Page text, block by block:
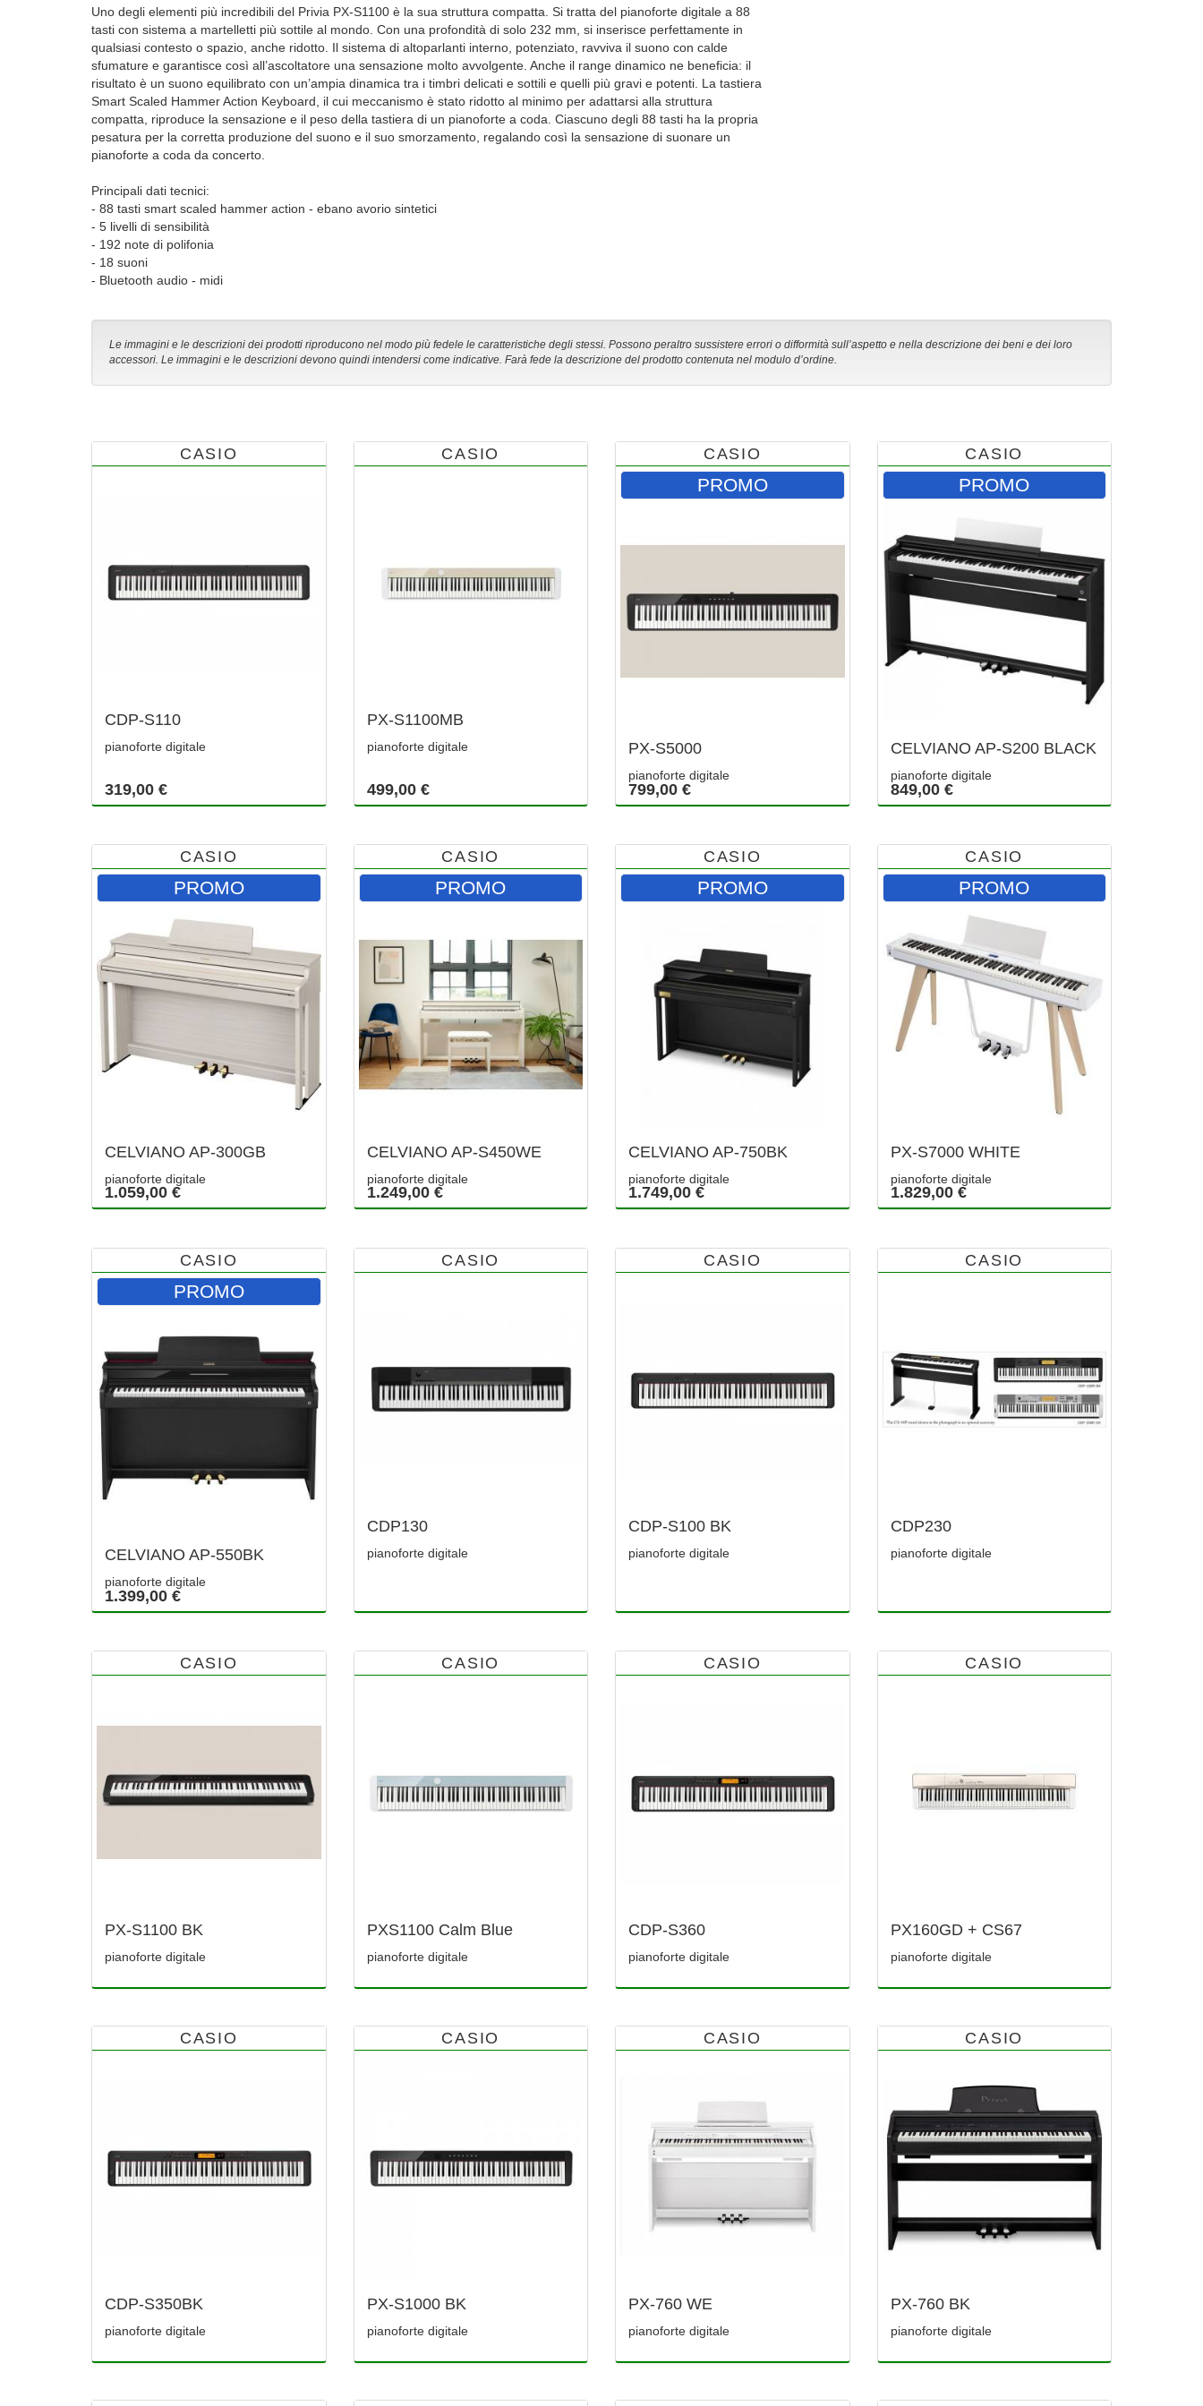
Uno degli elementi più incredibili del Privia PX-S1100 è la sua struttura compatta. Si tratta del pianoforte digitale a 88
tasti con sistema a martelletti più sottile al mondo. Con una profondità di solo 232 mm, si inserisce perfettamente in
qualsiasi contesto o spazio, anche ridotto. Il sistema di altoparlanti interno, potenziato, ravviva il suono con calde
sfumature e garantisce così all’ascoltatore una sensazione molto avvolgente. Anche il range dinamico ne beneficia: il
risultato è un suono equilibrato con un’ampia dinamica tra i timbri delicati e sottili e quelli più gravi e potenti. La tastiera
Smart Scaled Hammer Action Keyboard, il cui meccanismo è stato ridotto al minimo per adattarsi alla struttura
compatta, riproduce la sensazione e il peso della tastiera di un pianoforte a coda. Ciascuno degli 88 tasti ha la propria
pesatura per la corretta produzione del suono e il suo smorzamento, regalando così la sensazione di suonare un
pianoforte a coda da concerto.
Principali dati tecnici:
- 88 tasti smart scaled hammer action - ebano avorio sintetici
- 5 livelli di sensibilità
- 192 note di polifonia
- 18 suoni
- Bluetooth audio - midi
Le immagini e le descrizioni dei prodotti riproducono nel modo più fedele le caratteristiche degli stessi. Possono peraltro sussistere errori o difformità sull’aspetto e nella descrizione dei beni e dei loro
accessori. Le immagini e le descrizioni devono quindi intendersi come indicative. Farà fede la descrizione del prodotto contenuta nel modulo d’ordine.
CASIO
CDP-S110
pianoforte digitale
319,00 €
CASIO
PX-S1100MB
pianoforte digitale
499,00 €
CASIO
PROMO
PX-S5000
pianoforte digitale
799,00 €
CASIO
PROMO
CELVIANO AP-S200 BLACK
pianoforte digitale
849,00 €
CASIO
PROMO
CELVIANO AP-300GB
pianoforte digitale
1.059,00 €
CASIO
PROMO
CELVIANO AP-S450WE
pianoforte digitale
1.249,00 €
CASIO
PROMO
CELVIANO AP-750BK
pianoforte digitale
1.749,00 €
CASIO
PROMO
PX-S7000 WHITE
pianoforte digitale
1.829,00 €
CASIO
PROMO
CELVIANO AP-550BK
pianoforte digitale
1.399,00 €
CASIO
CDP130
pianoforte digitale
CASIO
CDP-S100 BK
pianoforte digitale
CASIO
CDP230
pianoforte digitale
CASIO
PX-S1100 BK
pianoforte digitale
CASIO
PXS1100 Calm Blue
pianoforte digitale
CASIO
CDP-S360
pianoforte digitale
CASIO
PX160GD + CS67
pianoforte digitale
CASIO
CDP-S350BK
pianoforte digitale
CASIO
PX-S1000 BK
pianoforte digitale
CASIO
PX-760 WE
pianoforte digitale
CASIO
PX-760 BK
pianoforte digitale